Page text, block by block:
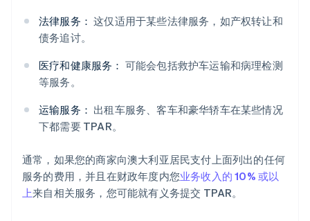
法律服务： 这仅适用于某些法律服务，如产权转让和
债务追讨。
医疗和健康服务： 可能会包括救护车运输和病理检测
等服务。
运输服务： 出租车服务、客车和豪华轿车在某些情况
下都需要 TPAR。
通常，如果您的商家向澳大利亚居民支付上面列出的任何
服务的费用，并且在财政年度内您业务收入的 10% 或以
上来自相关服务，您可能就有义务提交 TPAR。